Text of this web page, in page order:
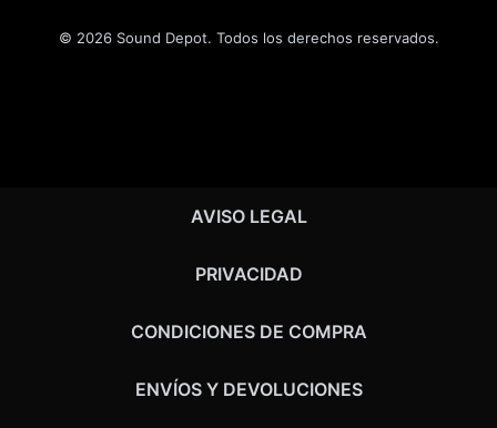
© 2026 Sound Depot. Todos los derechos reservados.
AVISO LEGAL
PRIVACIDAD
CONDICIONES DE COMPRA
ENVÍOS Y DEVOLUCIONES